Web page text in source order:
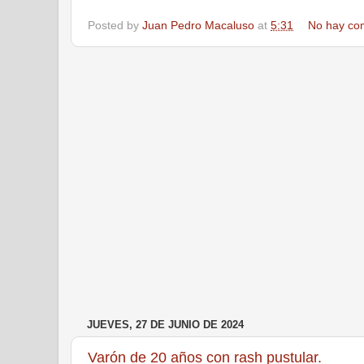
Posted by Juan Pedro Macaluso at 5:31 No hay
JUEVES, 27 DE JUNIO DE 2024
Varón de 20 años con rash pustular.